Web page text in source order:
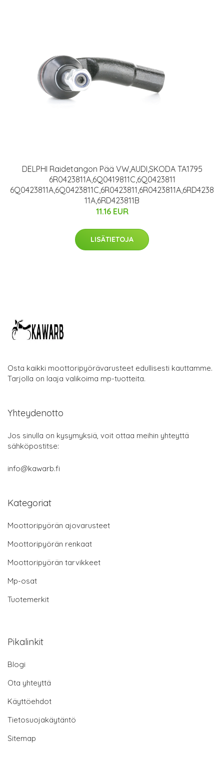
DELPHI Raidetangon Pää VW,AUDI,SKODA TA1795
6R0423811A,6Q0419811C,6Q0423811
6Q0423811A,6Q0423811C,6R0423811,6R0423811A,6RD4238
11A,6RD423811B
11.16 EUR
LISÄTIETOJA
Osta kaikki moottoripyörävarusteet edullisesti kauttamme.
Tarjolla on laaja valikoima mp-tuotteita.
Yhteydenotto
Jos sinulla on kysymyksiä, voit ottaa meihin yhteyttä
sähköpostitse:
info@kawarb.fi
Kategoriat
Moottoripyörän ajovarusteet
Moottoripyörän renkaat
Moottoripyörän tarvikkeet
Mp-osat
Tuotemerkit
Pikalinkit
Blogi
Ota yhteyttä
Käyttöehdot
Tietosuojakäytäntö
Sitemap